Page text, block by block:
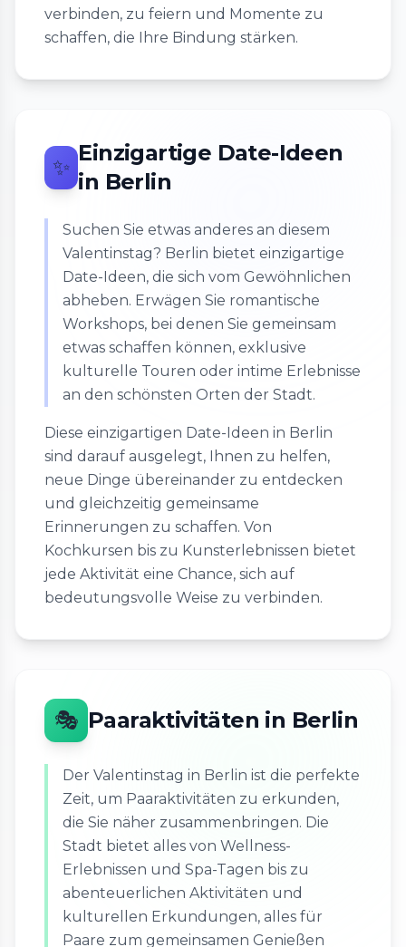
verbinden, zu feiern und Momente zu
schaffen, die Ihre Bindung stärken.
✨
Einzigartige Date-Ideen
in Berlin
Suchen Sie etwas anderes an diesem
Valentinstag? Berlin bietet einzigartige
Date-Ideen, die sich vom Gewöhnlichen
abheben. Erwägen Sie romantische
Workshops, bei denen Sie gemeinsam
etwas schaffen können, exklusive
kulturelle Touren oder intime Erlebnisse
an den schönsten Orten der Stadt.
Diese einzigartigen Date-Ideen in Berlin
sind darauf ausgelegt, Ihnen zu helfen,
neue Dinge übereinander zu entdecken
und gleichzeitig gemeinsame
Erinnerungen zu schaffen. Von
Kochkursen bis zu Kunsterlebnissen bietet
jede Aktivität eine Chance, sich auf
bedeutungsvolle Weise zu verbinden.
🎭 Paaraktivitäten in Berlin
Der Valentinstag in Berlin ist die perfekte
Zeit, um Paaraktivitäten zu erkunden,
die Sie näher zusammenbringen. Die
Stadt bietet alles von Wellness-
Erlebnissen und Spa-Tagen bis zu
abenteuerlichen Aktivitäten und
kulturellen Erkundungen, alles für
Paare zum gemeinsamen Genießen